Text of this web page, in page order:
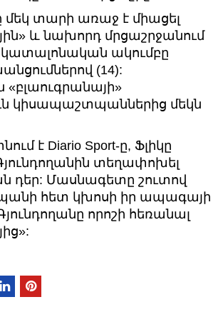
մեկ տարի առաջ է միացել
և նախորդ մրցաշրջանում
կատալոնական ակումբը
(14):
կիսապաշտպաններից մեկն
է Diario Sport-ը, Ֆլիկը
տեղափոխել
դեր: Մասնագետը շուտով
հետ կխոսի իր ապագայի
որոշի հեռանալ